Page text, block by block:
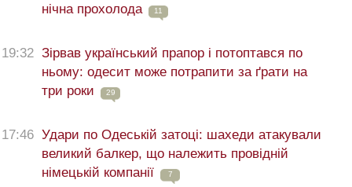
нічна прохолода
11
19:32 Зірвав український прапор і потоптався по
ньому: одесит може потрапити за ґрати на
три роки
29
17:46 Удари по Одеській затоці: шахеди атакували
великий балкер, що належить провідній
німецькій компанії
7